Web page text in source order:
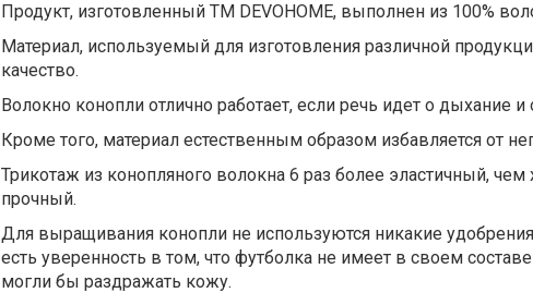
Продукт, изготовленный ТМ DEVOHOME, выполнен из 100%
Материал, используемый для изготовления различной
качество.
Волокно конопли отлично работает, если речь идет о дыхание и
Кроме того, материал естественным образом избавляется от
Трикотаж из конопляного волокна 6 раз более эластичный, чем
прочный.
Для выращивания конопли не используются никакие
есть уверенность в том, что футболка не имеет в своем
могли бы раздражать кожу.